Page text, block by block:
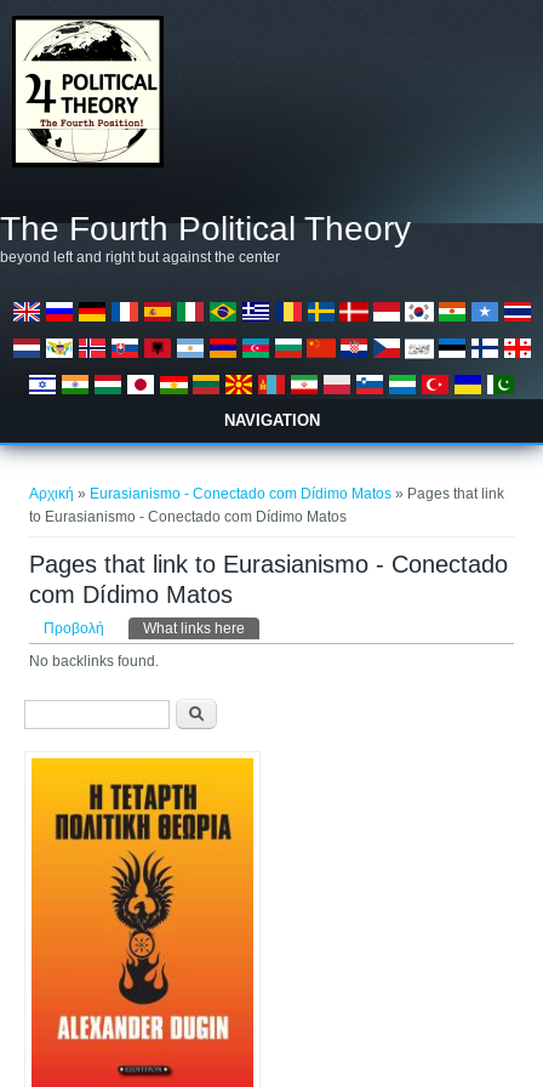
The Fourth Political Theory
beyond left and right but against the center
NAVIGATION
Αρχική » Eurasianismo - Conectado com Dídimo Matos » Pages that link
to Eurasianismo - Conectado com Dídimo Matos
Pages that link to Eurasianismo - Conectado
com Dídimo Matos
Πρωτεύουσες καρτέλες
Προβολή What links here
No backlinks found.
Φόρμα αναζήτησης